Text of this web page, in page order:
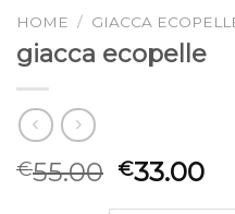
HOME / GIACCA
giacca ecopelle
€55.00 €33.00